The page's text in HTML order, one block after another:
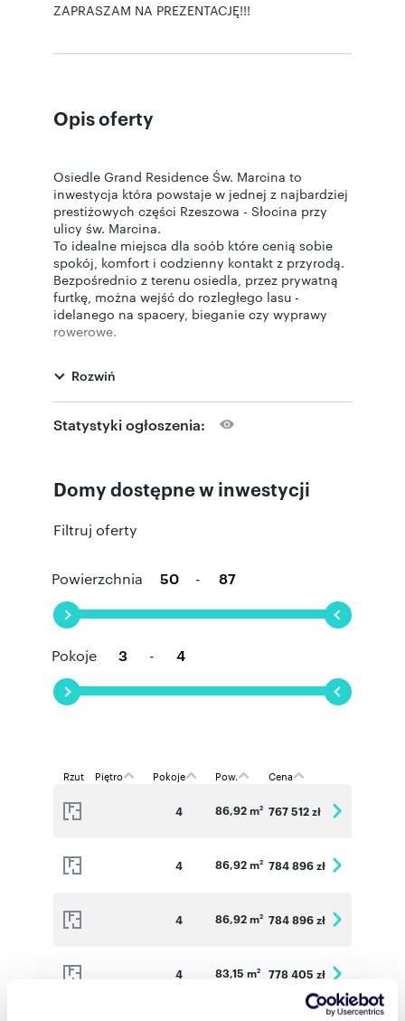
ZAPRASZAM NA PREZENTACJĘ!!!
Opis oferty
Osiedle Grand Residence Św. Marcina to
inwestycja która powstaje w jednej z najbardziej
prestiżowych części Rzeszowa - Słocina przy
ulicy św. Marcina.
To idealne miejsca dla soób które cenią sobie
spokój, komfort i codzienny kontakt z przyrodą.
Bezpośrednio z terenu osiedla, przez prywatną
furtkę, można wejść do rozległego lasu -
idelanego na spacery, bieganie czy wyprawy
rowerowe.
progiem swojego domu.
Otoczenie wyróżnia się spokojem i kameralnym
charakterem, a jednocześnie zapewnia dogodny
dostęp do centrum miasta i jego atrakcji.
żłobki, place zabaw, kościół, sklepy spożywcze,
punkty usługowe oraz opiekę medyczną.
Atutem inwestycji jest również wysoki standard
wykończenia lokali.
Rozwiń
Statystyki ogłoszenia:
Domy dostępne w inwestycji
Filtruj oferty
Powierzchnia -
Pokoje -
Rzut Piętro Pokoje Pow. Cena
4 86,92 m2 767 512 zł
4 86,92 m2 784 896 zł
4 86,92 m2 784 896 zł
4 83,15 m2 778 405 zł